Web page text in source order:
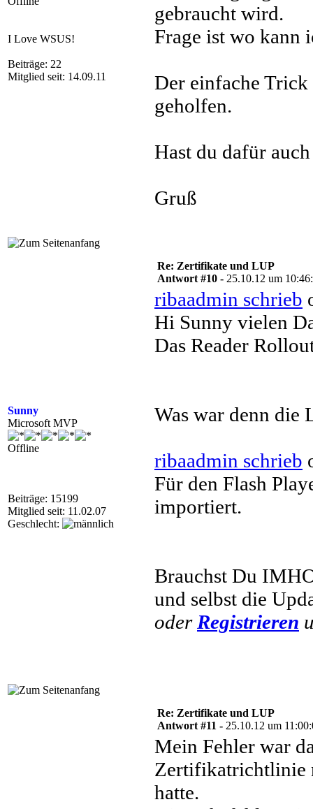
I Love WSUS!
Beiträge: 22
Mitglied seit: 14.09.11
gebraucht wird.
Frage ist wo kann
Der einfache Trick
geholfen.
Hast du dafür
Gruß
Sunny
Microsoft MVP
Offline
Beiträge: 15199
Mitglied seit: 11.02.07
Geschlecht:
Re: Zertifikate und LUP
Antwort #10 - 25.10.12 um
ribaadmin schrieb
Hi Sunny vielen
Das Reader
Was war denn die
ribaadmin schrieb
Für den Flash
importiert.
Brauchst Du
und selbst die
oder Registrieren
Re: Zertifikate und LUP
Antwort #11 - 25.10.12 um
Mein Fehler war
Zertifikatrichtlinie
hatte.